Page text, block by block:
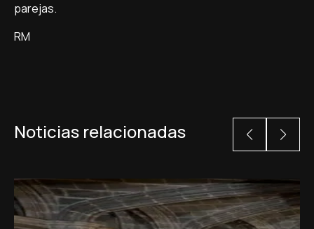
parejas.
RM
Noticias relacionadas